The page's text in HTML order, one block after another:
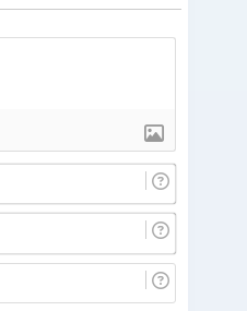
o
m
b
r
m
a
ie